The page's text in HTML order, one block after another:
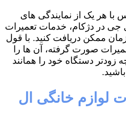
با هر یک از نمایندگی های
جی در دژکام، خدمات تعمیرات
ممکن دریافت کنید. با قول
صورت گرفته، آن ها را
زودتر دستگاه خود را همانند
لوازم خانگی ال